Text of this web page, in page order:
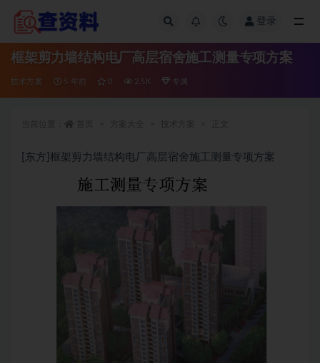
登录
框架剪力墙结构电厂高层宿舍施工测量专项方案
技术方案 5 年前 0 2.5K 专属
[东方]框架剪力墙结构电厂高层宿舍施工测量专项方案